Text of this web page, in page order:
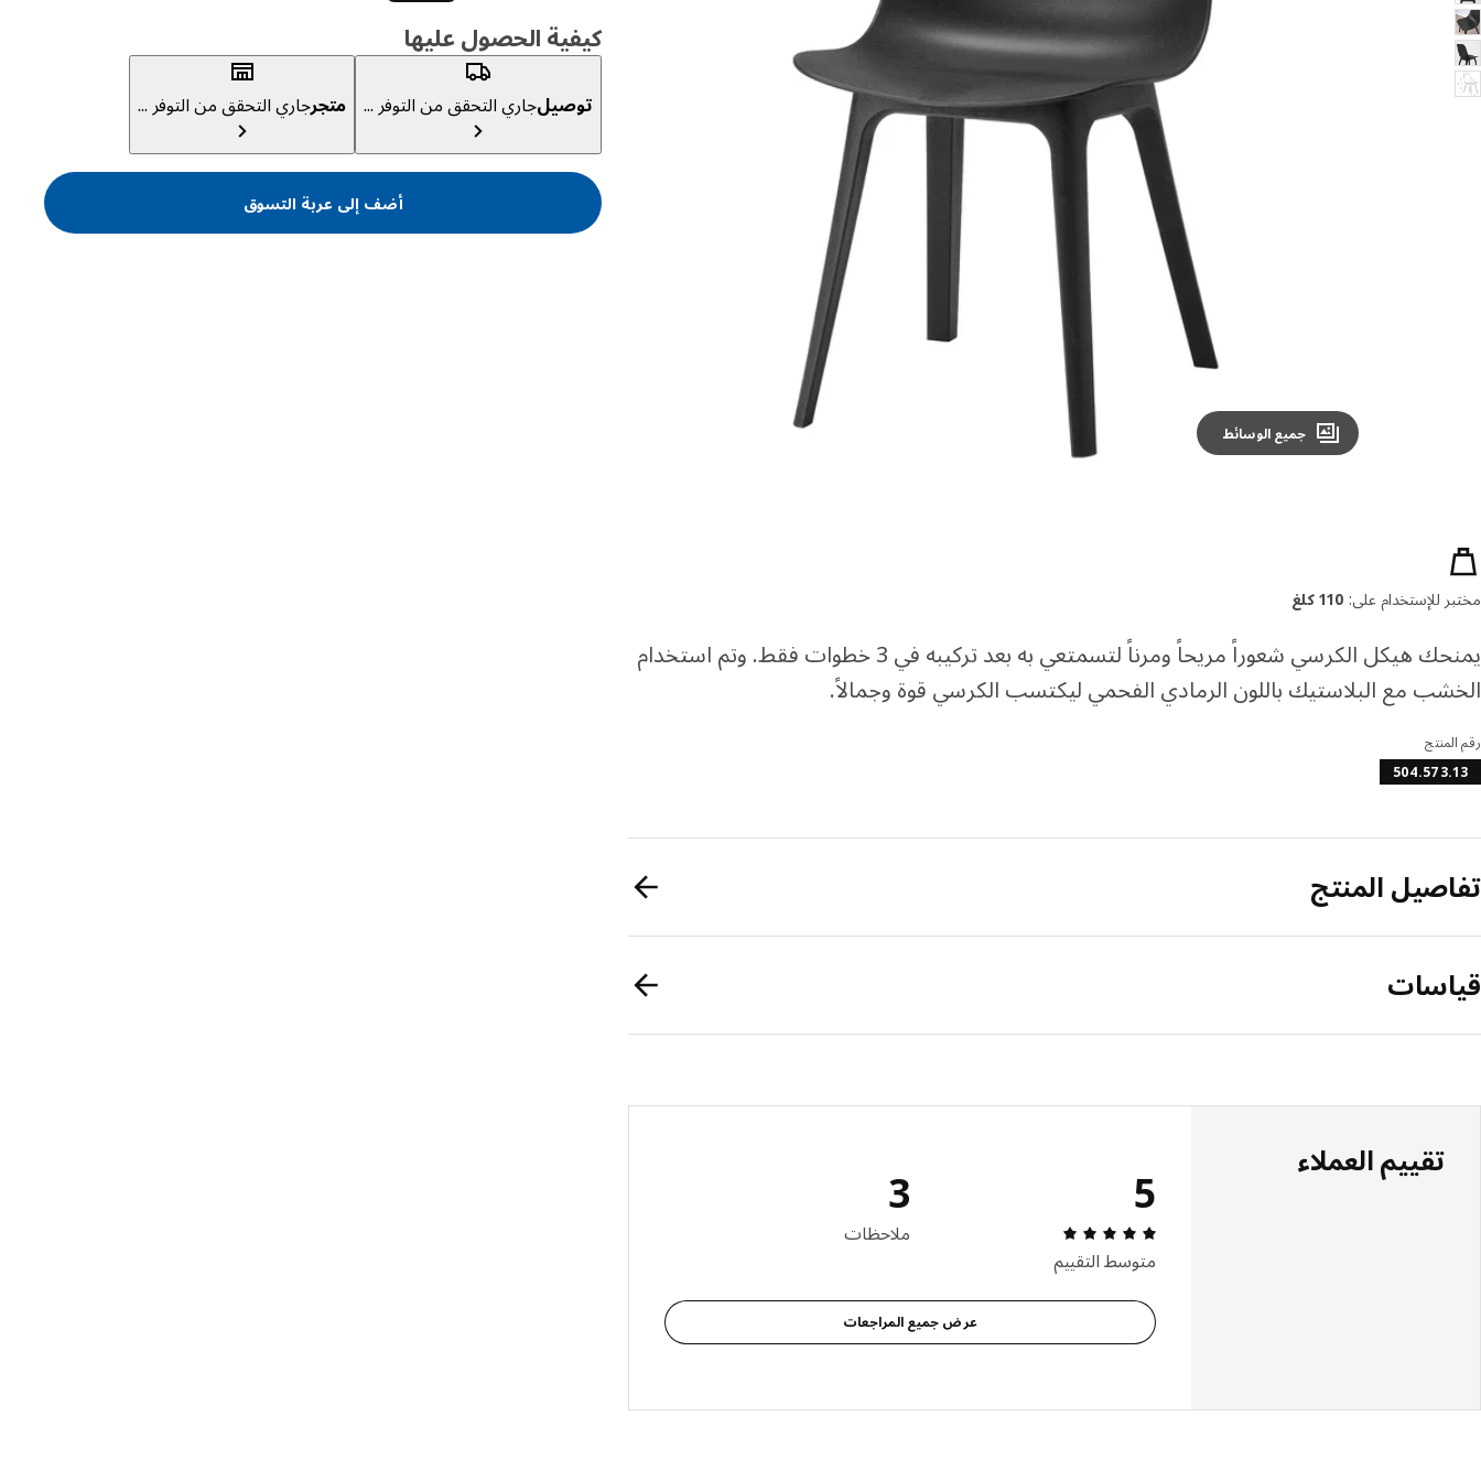
Image zoomed out, normal view
جميع الوسائط
كيفية الحصول عليها
توصيلجاري التحقق من التوفر ... متجرجاري التحقق من التوفر ...
أضف إلى عربة التسوق
خصائص المنتج
مختبر للإستخدام على: 110 كلغ
يمنحك هيكل الكرسي شعوراً مريحاً ومرناً لتسمتعي به بعد تركيبه في 3 خطوات فقط. وتم استخدام
الخشب مع البلاستيك باللون الرمادي الفحمي ليكتسب الكرسي قوة وجمالاً.
رقم المنتج
504.573.13
تفاصيل المنتج
قياسات
تقييم العملاء
5
متوسط التقييم
3
ملاحظات
عرض جميع المراجعات